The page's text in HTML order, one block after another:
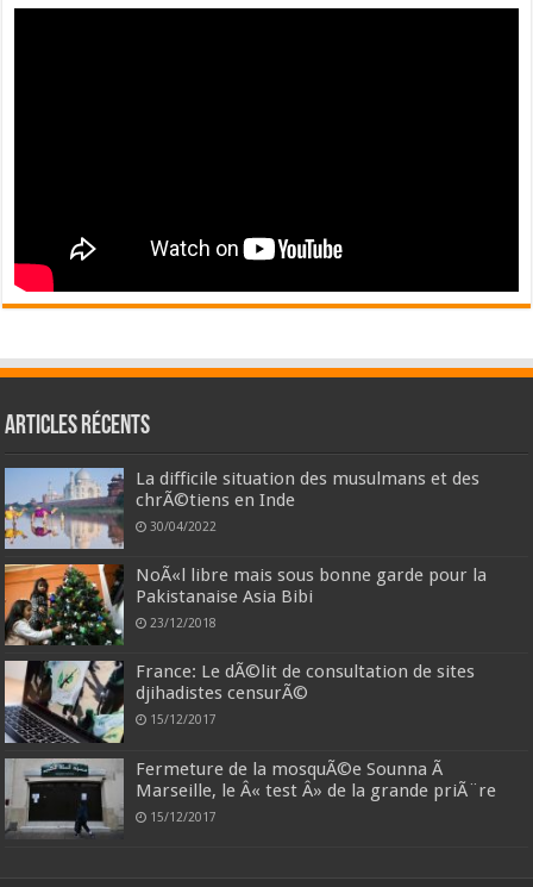
Articles récents
La difficile situation des musulmans et des
chrÃ©tiens en Inde
30/04/2022
NoÃ«l libre mais sous bonne garde pour la
Pakistanaise Asia Bibi
23/12/2018
France: Le dÃ©lit de consultation de sites
djihadistes censurÃ©
15/12/2017
Fermeture de la mosquÃ©e Sounna Ã
Marseille, le Â« test Â» de la grande priÃ¨re
15/12/2017